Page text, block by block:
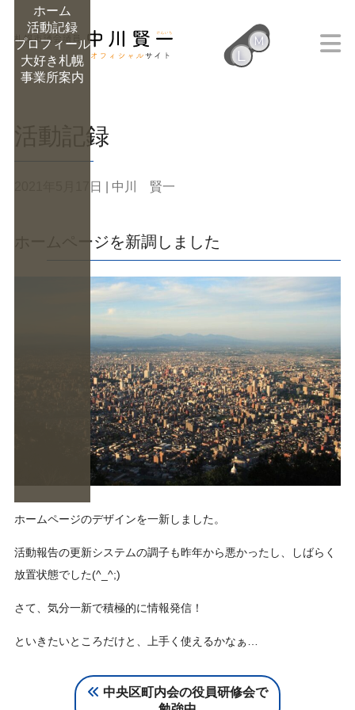
M
L
ホーム
活動記録
プロフィール
大好き札幌
事業所案内
活動記録
2021年5月17日 | 中川 賢一
ホームページを新調しました
ホームページのデザインを一新しました。
活動報告の更新システムの調子も昨年から悪かったし、しばらく
放置状態でした(^_^;)
さて、気分一新で積極的に情報発信！
といきたいところだけと、上手く使えるかなぁ…
中央区町内会の役員研修会で